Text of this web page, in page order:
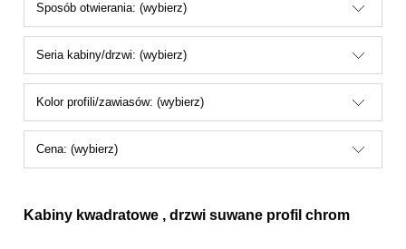
Sposób otwierania: (wybierz)
Seria kabiny/drzwi: (wybierz)
Kolor profili/zawiasów: (wybierz)
Cena: (wybierz)
Kabiny kwadratowe , drzwi suwane profil chrom